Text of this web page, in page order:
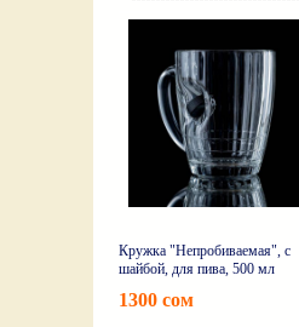
Кружка "Непробиваемая", с
шайбой, для пива, 500 мл
1300 сом